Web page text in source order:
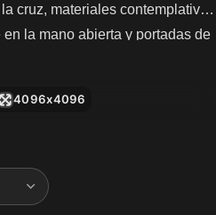
cruz, materiales contemplativos
la mano abierta y portadas de
4096x4096